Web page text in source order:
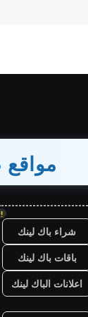
!
شراء باك لينك
باقات باك لينك
اعلانات الباك لينك